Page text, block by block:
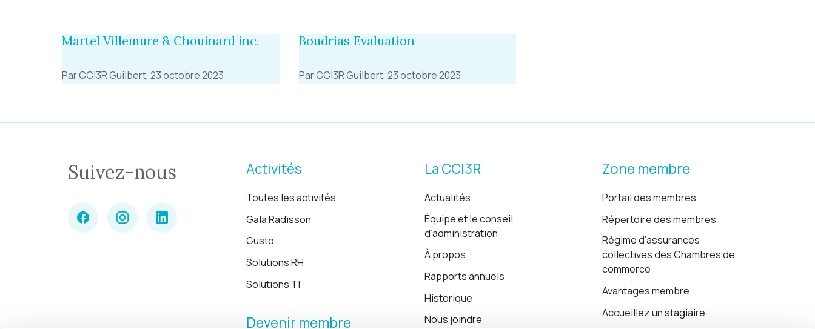
Martel Villemure & Chouinard inc.
Par CCI3R Guilbert, 23 octobre 2023
Boudrias Evaluation
Par CCI3R Guilbert, 23 octobre 2023
Suivez-nous Activités
Toutes les activités
Gala Radisson
Gusto
Solutions RH
Solutions TI
Devenir membre
La CCI3R
Actualités
Équipe et le conseil
d’administration
À propos
Rapports annuels
Historique
Nous joindre
Zone membre
Portail des membres
Répertoire des membres
Régime d’assurances
collectives des Chambres de
commerce
Avantages membre
Accueillez un stagiaire